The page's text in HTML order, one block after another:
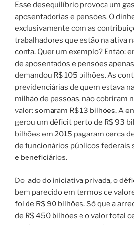
Esse desequilíbrio provoca um
aposentadorias e pensões. O
exclusivamente com as
trabalhadores que estão na ativa
conta. Quer um exemplo? Então:
de aposentados e pensões
demandou R$ 105 bilhões. As
previdenciárias de quem estava
milhão de pessoas, não cobriram
valor: somaram R$ 13 bilhões. A
gerou um déficit perto de R$ 93
bilhões em 2015 pagaram cerca
de funcionários públicos federais
e beneficiários.
Do lado do iniciativa privada, o
bem parecido em termos de
foi de R$ 90 bilhões. Só que a
de R$ 450 bilhões e o valor total